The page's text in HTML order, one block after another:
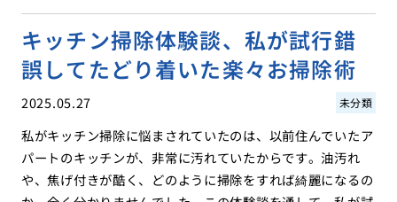
キッチン掃除体験談、私が試行錯
誤してたどり着いた楽々お掃除術
2025.05.27 未分類
私がキッチン掃除に悩まされていたのは、以前住んでいたア
パートのキッチンが、非常に汚れていたからです。油汚れ
や、焦げ付きが酷く、どのように掃除をすれば綺麗になるの